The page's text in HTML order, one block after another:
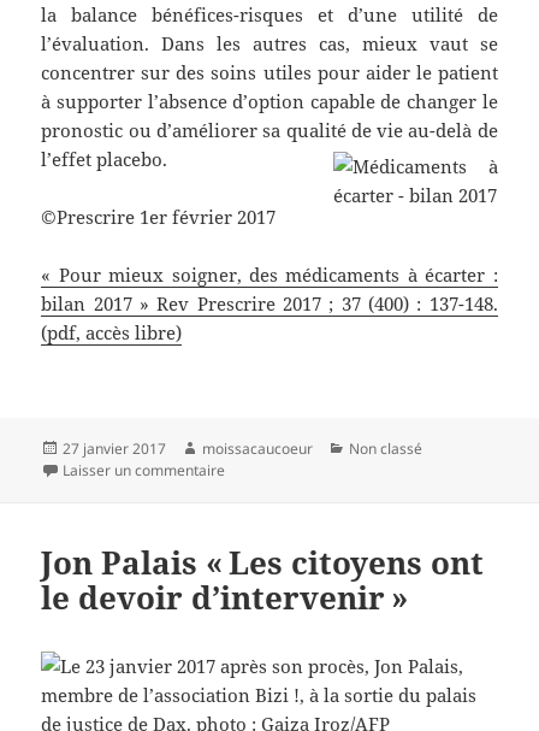
la balance bénéfices-risques et d’une utilité de
l’évaluation. Dans les autres cas, mieux vaut se
concentrer sur des soins utiles pour aider le patient
à supporter l’absence d’option capable de changer le
pronostic ou d’améliorer sa qualité de vie au-delà de
l’effet placebo.
©Prescrire 1er février 2017
« Pour mieux soigner, des médicaments à écarter :
bilan 2017 » Rev Prescrire 2017 ; 37 (400) : 137-148.
(pdf, accès libre)
Publié
le
27 janvier 2017 Auteur
moissacaucoeur Catégories
Non classé
Laisser un commentaire
Jon Palais « Les citoyens ont
le devoir d’intervenir »